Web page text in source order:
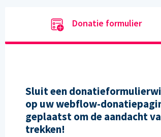
Donatie formulier
Sluit een
op uw webflow-
geplaatst om de aandacht
trekken!